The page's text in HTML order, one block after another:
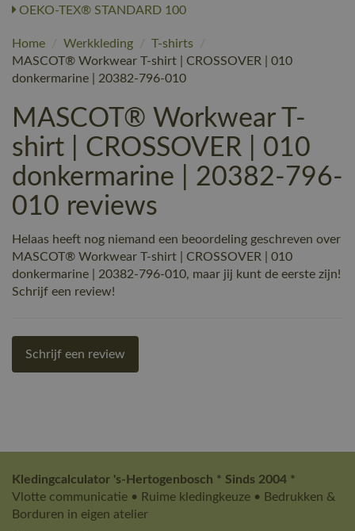
OEKO-TEX® STANDARD 100
Home / Werkkleding / T-shirts
/
MASCOT® Workwear T-shirt | CROSSOVER | 010
donkermarine | 20382-796-010
MASCOT® Workwear T-
shirt | CROSSOVER | 010
donkermarine | 20382-796-
010 reviews
Helaas heeft nog niemand een beoordeling geschreven over
MASCOT® Workwear T-shirt | CROSSOVER | 010
donkermarine | 20382-796-010, maar jij kunt de eerste zijn!
Schrijf een review!
Schrijf een review
Kledingcalculator 's-Hertogenbosch * Sinds 2004 *
Vlotte communicatie • Ruime kledingkeuze • Bedrukken &
Borduren in eigen atelier